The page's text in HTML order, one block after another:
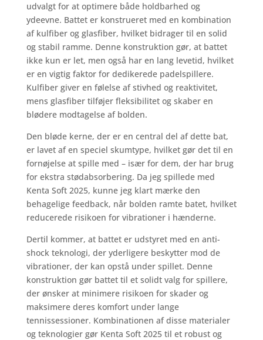
udvalgt for at optimere både holdbarhed og
ydeevne. Battet er konstrueret med en kombination
af kulfiber og glasfiber, hvilket bidrager til en solid
og stabil ramme. Denne konstruktion gør, at battet
ikke kun er let, men også har en lang levetid, hvilket
er en vigtig faktor for dedikerede padelspillere.
Kulfiber giver en følelse af stivhed og reaktivitet,
mens glasfiber tilføjer fleksibilitet og skaber en
blødere modtagelse af bolden.
Den bløde kerne, der er en central del af dette bat,
er lavet af en speciel skumtype, hvilket gør det til en
fornøjelse at spille med – især for dem, der har brug
for ekstra stødabsorbering. Da jeg spillede med
Kenta Soft 2025, kunne jeg klart mærke den
behagelige feedback, når bolden ramte batet, hvilket
reducerede risikoen for vibrationer i hænderne.
Dertil kommer, at battet er udstyret med en anti-
shock teknologi, der yderligere beskytter mod de
vibrationer, der kan opstå under spillet. Denne
konstruktion gør battet til et solidt valg for spillere,
der ønsker at minimere risikoen for skader og
maksimere deres komfort under lange
tennissessioner. Kombinationen af disse materialer
og teknologier gør Kenta Soft 2025 til et robust og